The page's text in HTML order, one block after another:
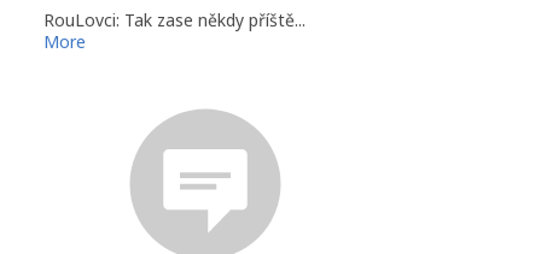
RouLovci: Tak zase někdy příště...
More